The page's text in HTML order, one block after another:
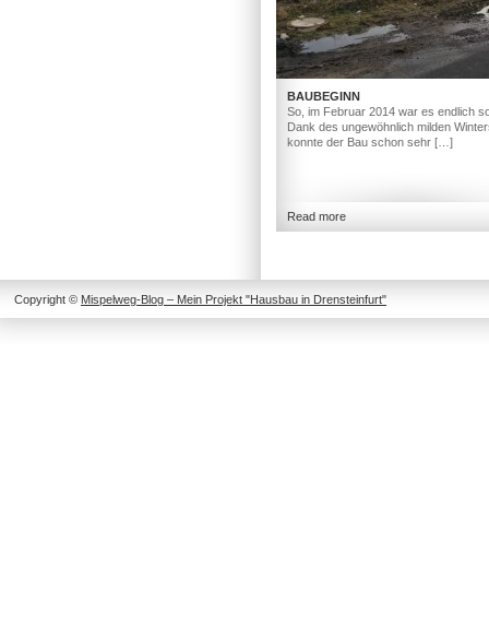
BAUBEGINN
So, im Februar 2014 war es endlich
Dank des ungewöhnlich milden
konnte der Bau schon sehr […]
Read more
Copyright © Mispelweg-Blog – Mein Projekt "Hausbau in Drensteinfurt"